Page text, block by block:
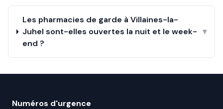
Les pharmacies de garde à Villaines-la-
Juhel sont-elles ouvertes la nuit et le week-
end ?
▾
Numéros d'urgence